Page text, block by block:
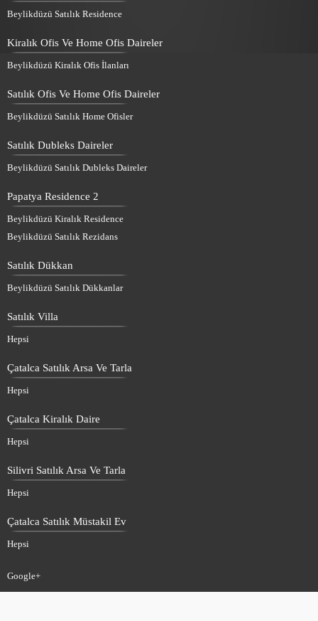
Beylikdüzü Satılık Residence
Kiralık Ofis Ve Home Ofis Daireler
Beylikdüzü Kiralık Ofis İlanları
Satılık Ofis Ve Home Ofis Daireler
Beylikdüzü Satılık Home Ofisler
Satılık Dubleks Daireler
Beylikdüzü Satılık Dubleks Daireler
Papatya Residence 2
Beylikdüzü Kiralık Residence
Beylikdüzü Satılık Rezidans
Satılık Dükkan
Beylikdüzü Satılık Dükkanlar
Satılık Villa
Hepsi
Çatalca Satılık Arsa Ve Tarla
Hepsi
Çatalca Kiralık Daire
Hepsi
Silivri Satılık Arsa Ve Tarla
Hepsi
Çatalca Satılık Müstakil Ev
Hepsi
Google+